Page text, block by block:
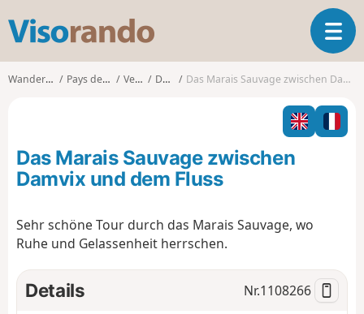
s
o
o
T
o
g
l
n
o
Wanderungen Pays de la Loire Vendée Damvix Das Marais Sauvage zwischen Damvix und dem Fluss
Das Marais Sauvage zwischen
Damvix und dem Fluss
Sehr schöne Tour durch das Marais Sauvage, wo
Ruhe und Gelassenheit herrschen.
Details Nr.1108266